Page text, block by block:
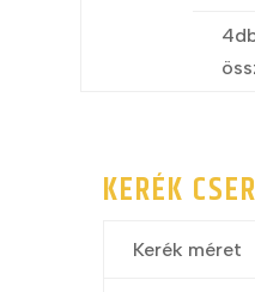
KERÉK
Kerék méret